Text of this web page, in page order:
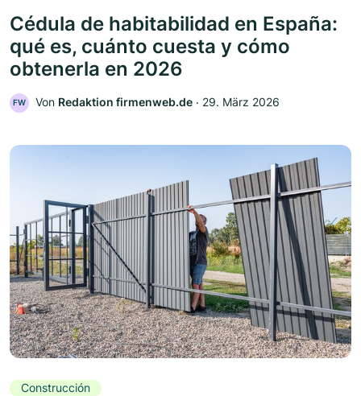
Cédula de habitabilidad en España:
qué es, cuánto cuesta y cómo
obtenerla en 2026
FW Von Redaktion firmenweb.de ‧ 29. März 2026
Construcción